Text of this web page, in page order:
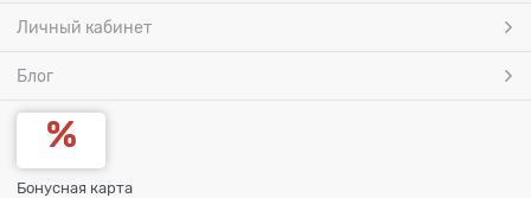
Личный кабинет
Блог
Бонусная карта